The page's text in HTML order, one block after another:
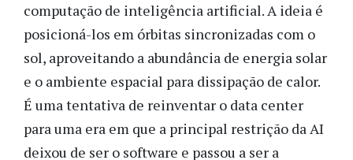
computação de inteligência artificial. A ideia é
posicioná-los em órbitas sincronizadas com o
sol, aproveitando a abundância de energia solar
e o ambiente espacial para dissipação de calor.
É uma tentativa de reinventar o data center
para uma era em que a principal restrição da AI
deixou de ser o software e passou a ser a